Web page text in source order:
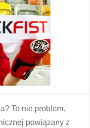
To nie problem.
powiązany z